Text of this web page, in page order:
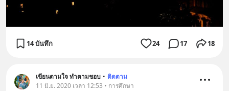
14 บันทึก 24 17 18
เขียนตามใจ ทำตามชอบ • ติดตาม
11 มิ.ย. 2020 เวลา 12:53 • การศึกษา